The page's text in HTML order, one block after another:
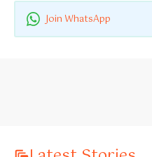
Join WhatsApp